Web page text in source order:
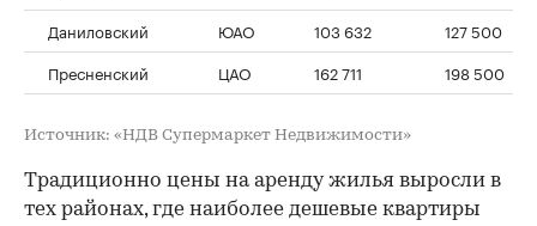
Даниловский
ЮАО 103 632
127 500
Пресненский
ЦАО 162 711 198 500
Источник: «НДВ Супермаркет Недвижимости»
Традиционно цены на аренду жилья выросли в
тех районах, где наиболее дешевые квартиры